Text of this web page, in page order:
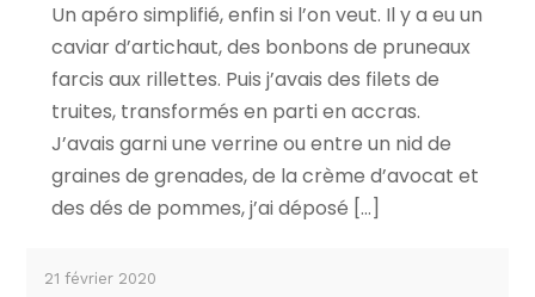
Un apéro simplifié, enfin si l’on veut. Il y a eu un
caviar d’artichaut, des bonbons de pruneaux
farcis aux rillettes. Puis j’avais des filets de
truites, transformés en parti en accras.
J’avais garni une verrine ou entre un nid de
graines de grenades, de la crème d’avocat et
des dés de pommes, j’ai déposé […]
21 février 2020